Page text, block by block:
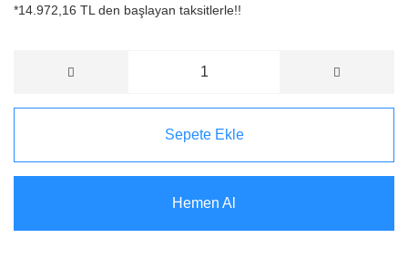
*14.972,16 TL den başlayan taksitlerle!!
Sepete Ekle
Hemen Al